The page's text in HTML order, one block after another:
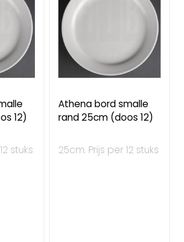
12)
stuks
Athena bord smalle
rand 25cm (doos 12)
25cm. Prijs per 12 stuks